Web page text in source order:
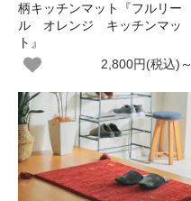
柄キッチンマット『フルリー
ル オレンジ キッチンマッ
ト』
2,800円(税込)～